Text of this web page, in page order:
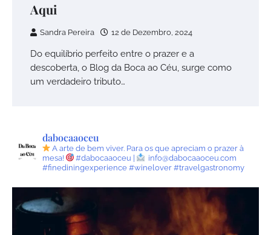
Aqui
Sandra Pereira 12 de Dezembro, 2024
Do equilíbrio perfeito entre o prazer e a
descoberta, o Blog da Boca ao Céu, surge como
um verdadeiro tributo…
dabocaaoceu
A arte de bem viver. Para os que apreciam o prazer à
mesa!
#dabocaaoceu |
info@dabocaaoceu.com
#finediningexperience #winelover #travelgastronomy